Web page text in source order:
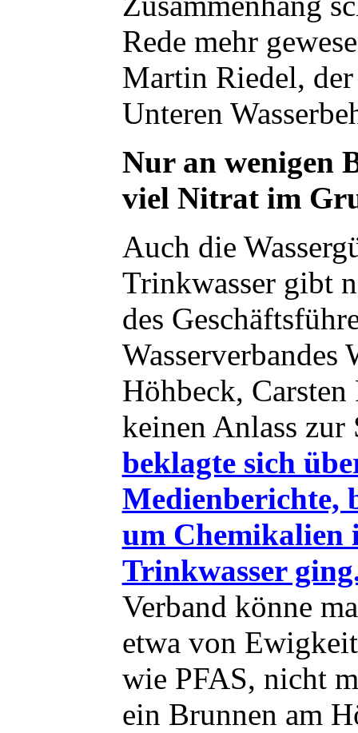
Rede mehr
Martin Riedel,
Unteren
Nur an wenigen
viel Nitrat im
Auch die
Trinkwasser gibt
des
Wasserverbandes
Höhbeck,
keinen Anlass zur
beklagte sich
Medienberichte,
um Chemikalien
Trinkwasser
Verband könne
etwa von
wie PFAS, nicht
ein Brunnen am